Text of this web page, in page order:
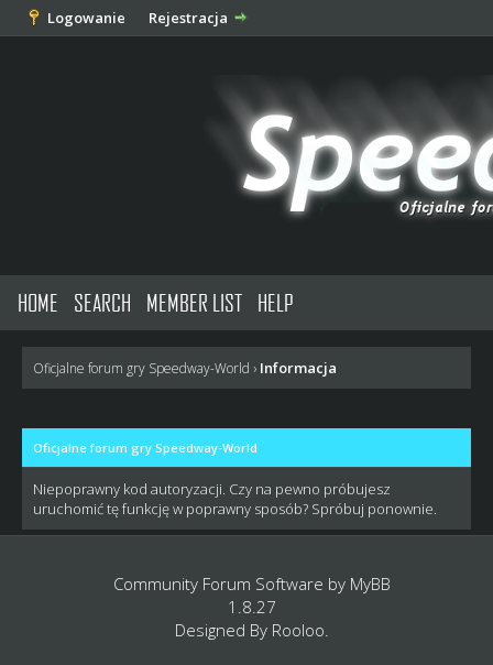
Logowanie Rejestracja
HOME SEARCH MEMBER LIST HELP
Oficjalne forum gry Speedway-World › Informacja
Oficjalne forum gry Speedway-World
Niepoprawny kod autoryzacji. Czy na pewno próbujesz
uruchomić tę funkcję w poprawny sposób? Spróbuj ponownie.
Community Forum Software by MyBB
1.8.27
Designed By Rooloo.